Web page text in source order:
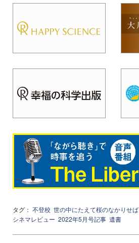
タグ： 不登校 世の中にたえて桜のなかりせば
シネマレビュー 2022年5月号記事 遺書